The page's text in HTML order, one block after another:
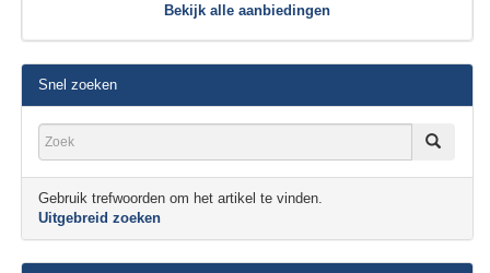
Bekijk alle aanbiedingen
Snel zoeken
Gebruik trefwoorden om het artikel te vinden.
Uitgebreid zoeken